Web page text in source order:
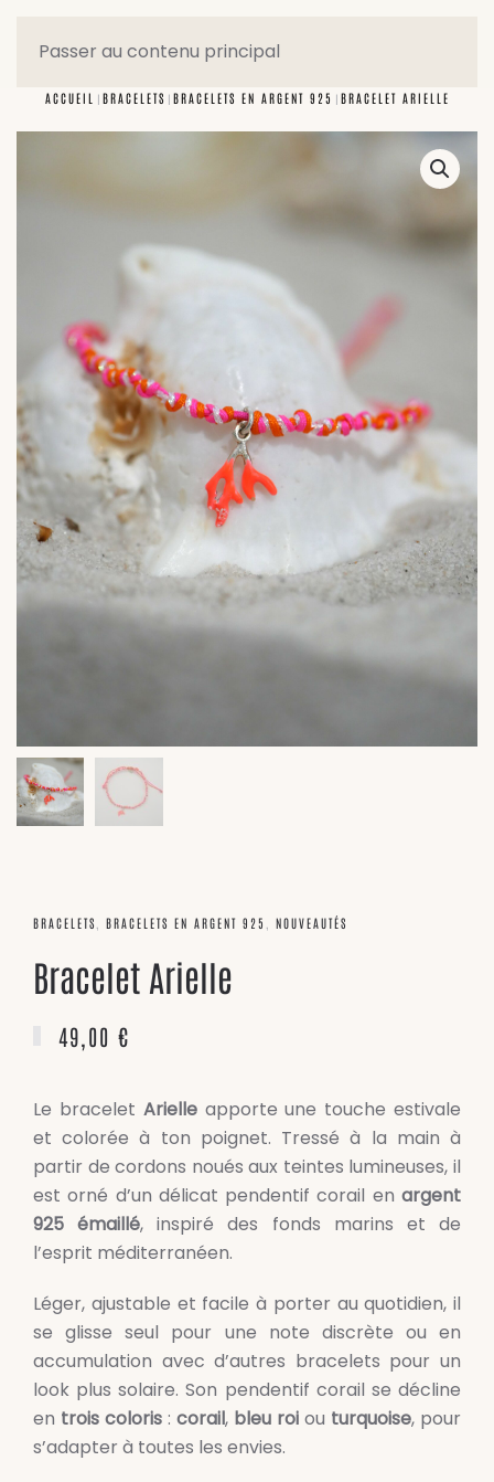
Passer au contenu principal
ACCUEIL BRACELETS BRACELETS EN ARGENT 925 BRACELET ARIELLE
BRACELETS BRACELETS EN ARGENT 925 NOUVEAUTÉS
Bracelet Arielle
49,00 €
Le bracelet Arielleapporte une touche estivale
et colorée à ton poignet. Tressé à la main à
partir de cordons noués aux teintes lumineuses, il
est orné d’un délicat pendentif corail en argent
925 émaillé, inspiré des fonds marins et de
l’esprit méditerranéen.
Léger, ajustable et facile à porter au quotidien, il
se glisse seul pour une note discrète ou en
accumulation avec d’autres bracelets pour un
look plus solaire. Son pendentif corail se décline
en trois coloris : corail, bleu roi ou turquoise, pour
s’adapter à toutes les envies.